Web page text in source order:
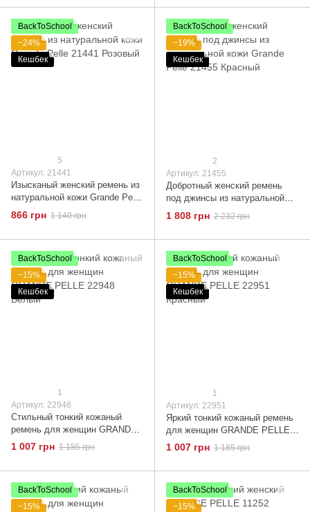
BackToSchool
−24%
Кешбек
5
Артикул: 21441
Изысканый женский ремень из
натуральной кожи Grande Pelle
21441 Розовый
866 грн 1 140 грн
BackToSchool
−19%
Кешбек
2
Артикул: 21455
Добротный женский ремень
под джинсы из натуральной
кожи Grande Pelle 21455
Красный
1 808 грн 2 232 грн
BackToSchool
−15%
Кешбек
1
Артикул: 22948
Стильный тонкий кожаный
ремень для женщин GRANDE
PELLE 22948 Белый
1 007 грн 1 185 грн
BackToSchool
−15%
Кешбек
1
Артикул: 22951
Яркий тонкий кожаный ремень
для женщин GRANDE PELLE
22951 Красный
1 007 грн 1 185 грн
BackToSchool
−15%
BackToSchool
−15%